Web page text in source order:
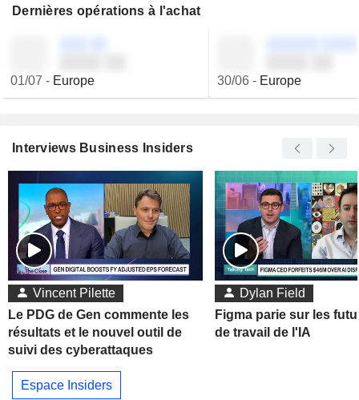
Dernières opérations à l'achat
01/07 - Europe 30/06- Europe
Interviews Business Insiders
Vincent Pilette
Le PDG de Gen commente les
résultats et le nouvel outil de
suivi des cyberattaques
Dylan Field
Figma parie sur les
de travail de l'IA
Espace Insiders